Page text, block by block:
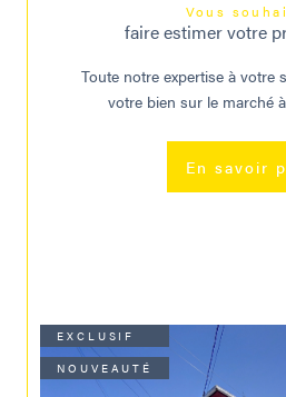
Vous
faire estimer votre
Toute notre expertise à votre
votre bien sur le marché
En savoir
EXCLUSIF
NOUVEAUTÉ